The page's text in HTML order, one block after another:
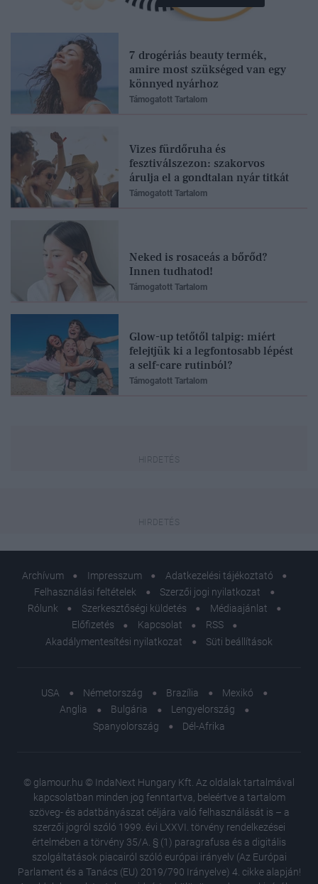
7 drogériás beauty termék,
amire most szükséged van egy
könnyed nyárhoz
Támogatott Tartalom
Vizes fürdőruha és
fesztiválszezon: szakorvos
árulja el a gondtalan nyár titkát
Támogatott Tartalom
Neked is rosaceás a bőrőd?
Innen tudhatod!
Támogatott Tartalom
Glow-up tetőtől talpig: miért
felejtjük ki a legfontosabb lépést
a self-care rutinból?
Támogatott Tartalom
Archívum Impresszum
Adatkezelési tájékoztató
Felhasználási feltételek
Szerzői jogi nyilatkozat
Rólunk
Szerkesztőségi küldetés
Médiaajánlat
Előfizetés
Kapcsolat
RSS
Akadálymentesítési nyilatkozat
Süti beállítások
USA Németország Brazília
Mexikó
Anglia
Bulgária
Lengyelország
Spanyolország
Dél-Afrika
© glamour.hu © IndaNext Hungary Kft. Az oldalak tartalmával
kapcsolatban minden jog fenntartva, beleértve a tartalom
szöveg- és adatbányászat céljára való felhasználását is – a
szerzői jogról szóló 1999. évi LXXVI. törvény rendelkezései
értelmében a törvény 35/A. § (1) paragrafusa és a digitális
szolgáltatások piacairól szóló európai irányelv (Az Európai
Parlament és a Tanács (EU) 2019/790 Irányelve) 4. cikke alapján!